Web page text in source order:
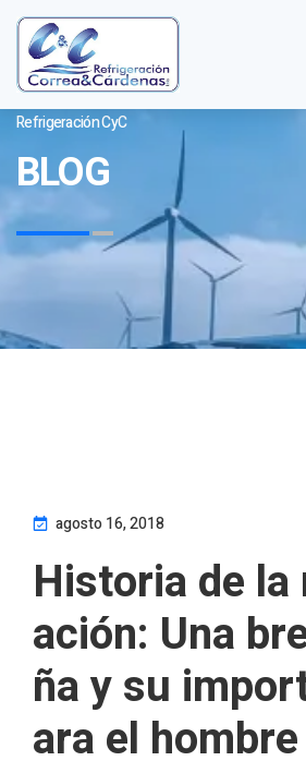
Refrigeración CyC
BLOG
agosto 16, 2018
Historia de
ación: Una
ña y su
ara el hombre